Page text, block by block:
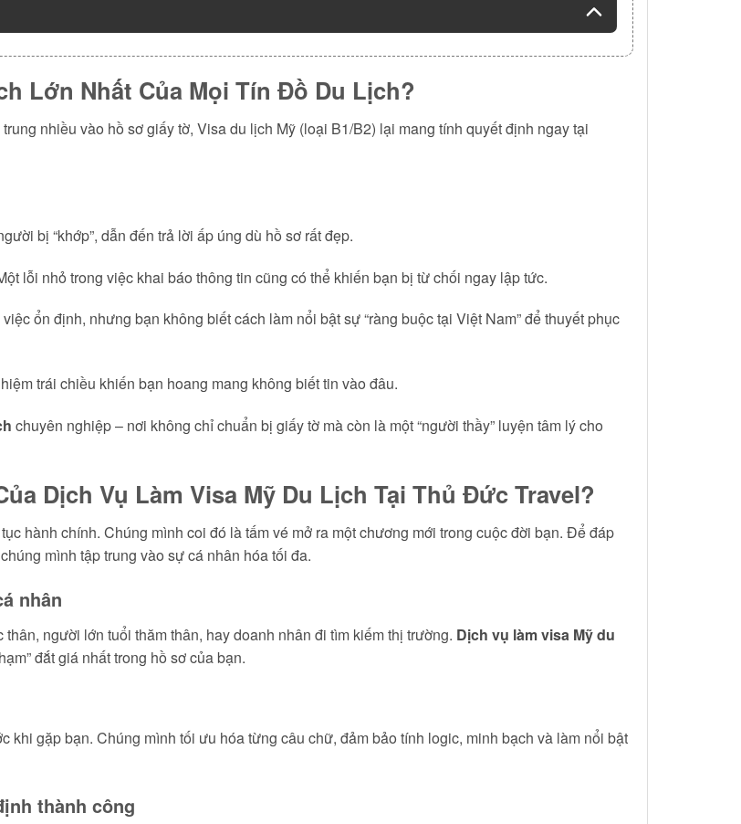
Lớn Nhất Của Mọi Tín Đồ Du Lịch?
nhiều vào hồ sơ giấy tờ, Visa du lịch Mỹ (loại B1/B2) lại mang tính quyết định ngay tại
bị “khớp”, dẫn đến trả lời ấp úng dù hồ sơ rất đẹp.
lỗi nhỏ trong việc khai báo thông tin cũng có thể khiến bạn bị từ chối ngay lập tức.
ổn định, nhưng bạn không biết cách làm nổi bật sự “ràng buộc tại Việt Nam” để thuyết phục
trái chiều khiến bạn hoang mang không biết tin vào đâu.
chuyên nghiệp – nơi không chỉ chuẩn bị giấy tờ mà còn là một “người thầy” luyện tâm lý cho
Dịch Vụ Làm Visa Mỹ Du Lịch Tại Thủ Đức Travel?
hành chính. Chúng mình coi đó là tấm vé mở ra một chương mới trong cuộc đời bạn. Để đáp
mình tập trung vào sự cá nhân hóa tối đa.
nhân
người lớn tuổi thăm thân, hay doanh nhân đi tìm kiếm thị trường. Dịch vụ làm visa Mỹ du
đắt giá nhất trong hồ sơ của bạn.
khi gặp bạn. Chúng mình tối ưu hóa từng câu chữ, đảm bảo tính logic, minh bạch và làm nổi bật
thành công